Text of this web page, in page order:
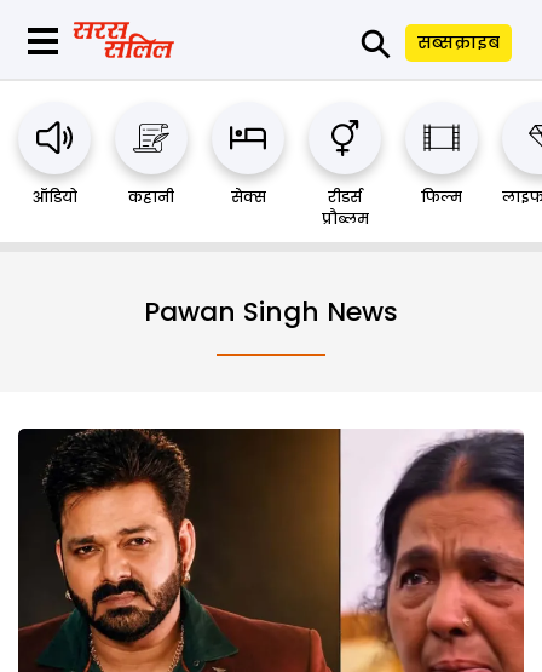
⚲ सब्सक्राइब
ऑडियो कहानी सेक्स
रीडर्स
प्रौब्लम
फिल्म
Pawan Singh News